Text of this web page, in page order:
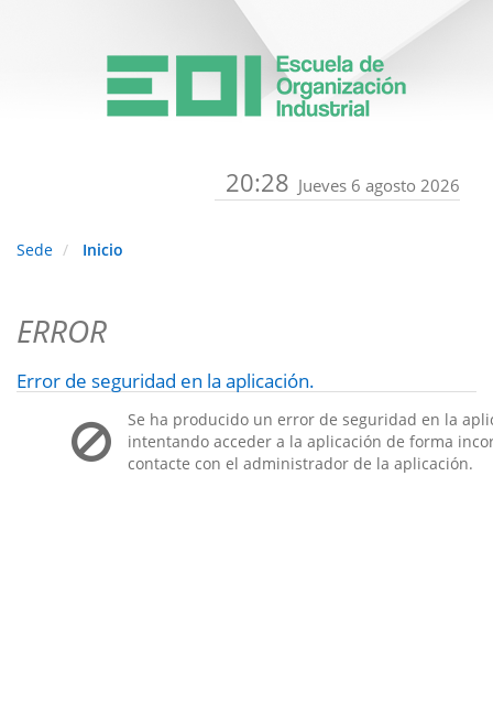
20:28 Jueves 6 agosto 2026
Sede Inicio
ERROR
Error de seguridad en la aplicación.
Se ha producido un error de seguridad en la
intentando acceder a la aplicación de forma
contacte con el administrador de la aplicación.